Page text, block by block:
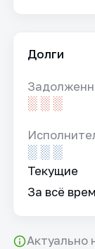
Долги
░ ░ ░
░ ░ ░
Текущие
За всё